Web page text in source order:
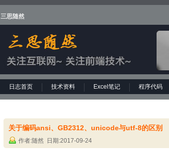
三思随然
日志首页 技术资料 Excel笔记 程序代码
关于编码ansi、GB2312、unicode与utf-8的区别
作者:随然 日期:2017-09-24